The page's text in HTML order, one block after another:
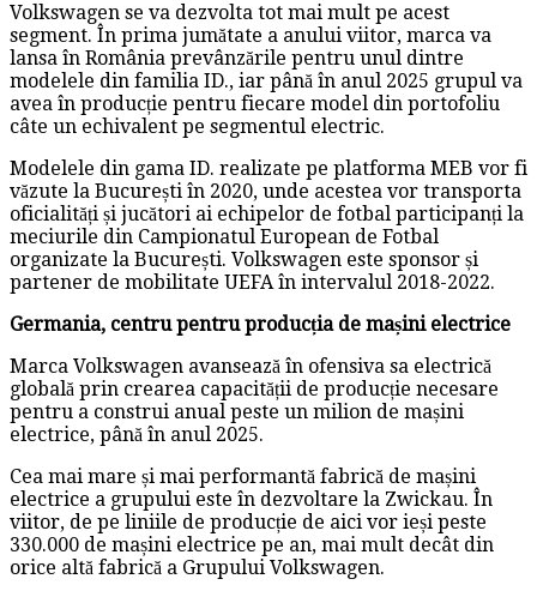
Volkswagen se va dezvolta tot mai mult pe acest
segment. În prima jumătate a anului viitor, marca va
lansa în România prevânzările pentru unul dintre
modelele din familia ID., iar până în anul 2025 grupul va
avea în producție pentru fiecare model din portofoliu
câte un echivalent pe segmentul electric.
Modelele din gama ID. realizate pe platforma MEB vor fi
văzute la București în 2020, unde acestea vor transporta
oficialități și jucători ai echipelor de fotbal participanți la
meciurile din Campionatul European de Fotbal
organizate la București. Volkswagen este sponsor și
partener de mobilitate UEFA în intervalul 2018-2022.
Germania, centru pentru producția de mașini electrice
Marca Volkswagen avansează în ofensiva sa electrică
globală prin crearea capacității de producție necesare
pentru a construi anual peste un milion de mașini
electrice, până în anul 2025.
Cea mai mare și mai performantă fabrică de mașini
electrice a grupului este în dezvoltare la Zwickau. În
viitor, de pe liniile de producție de aici vor ieși peste
330.000 de mașini electrice pe an, mai mult decât din
orice altă fabrică a Grupului Volkswagen.